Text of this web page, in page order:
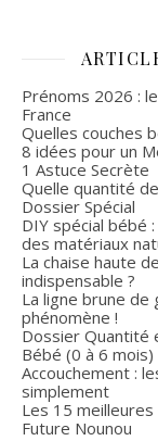
Prénoms 2026 :
France
Quelles couches
8 idées pour un
1 Astuce Secrète
Quelle quantité
Dossier Spécial
DIY spécial bébé
des matériaux
La chaise haute
indispensable ?
La ligne brune
phénomène !
Dossier Quantité
Bébé (0 à 6 mois)
Accouchement :
simplement
Les 15
Future Nounou